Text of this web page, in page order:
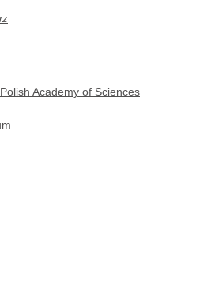
Academy of Sciences